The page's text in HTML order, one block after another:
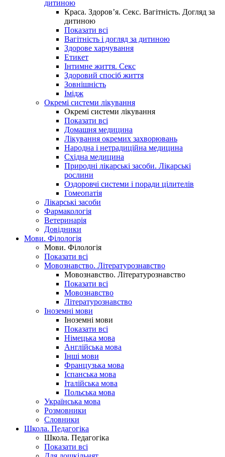
дитиною
Краса. Здоров’я. Секс. Вагітність. Догляд за
дитиною
Показати всі
Вагітність і догляд за дитиною
Здорове харчування
Етикет
Інтимне життя. Секс
Здоровий спосіб життя
Зовнішність
Імідж
Окремі системи лікування
Окремі системи лікування
Показати всі
Домашня медицина
Лікування окремих захворювань
Народна і нетрадиційна медицина
Східна медицина
Природні лікарські засоби. Лікарські
рослини
Оздоровчі системи і поради цілителів
Гомеопатія
Лікарські засоби
Фармакологія
Ветеринарія
Довідники
Мови. Філологія
Мови. Філологія
Показати всі
Мовознавство. Літературознавство
Мовознавство. Літературознавство
Показати всі
Мовознавство
Літературознавство
Іноземні мови
Іноземні мови
Показати всі
Німецька мова
Англійська мова
Інші мови
Французька мова
Іспанська мова
Італійська мова
Польська мова
Українська мова
Розмовники
Словники
Школа. Педагогіка
Школа. Педагогіка
Показати всі